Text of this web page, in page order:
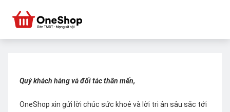
Quý khách hàng và đối tác thân mến,
OneShop xin gửi lời chúc sức khoẻ và lời tri ân sâu sắc tới